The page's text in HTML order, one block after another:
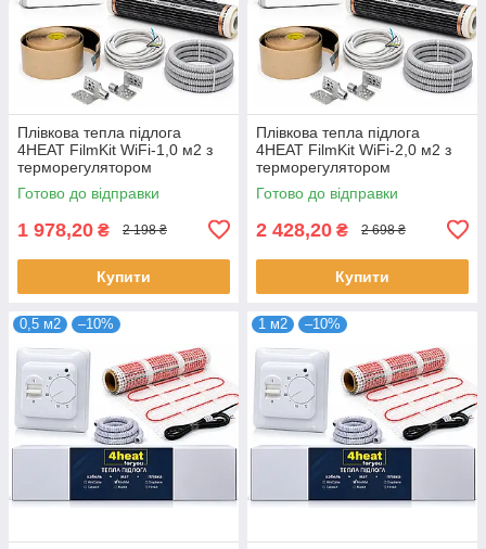
Плівкова тепла підлога
4HEAT FilmKit WiFi-1,0 м2 з
терморегулятором
Готово до відправки
1 978,20 ₴ 2 198 ₴
Купити
Плівкова тепла підлога
4HEAT FilmKit WiFi-2,0 м2 з
терморегулятором
Готово до відправки
2 428,20 ₴ 2 698 ₴
Купити
0,5 м2 –10% 1 м2 –10%